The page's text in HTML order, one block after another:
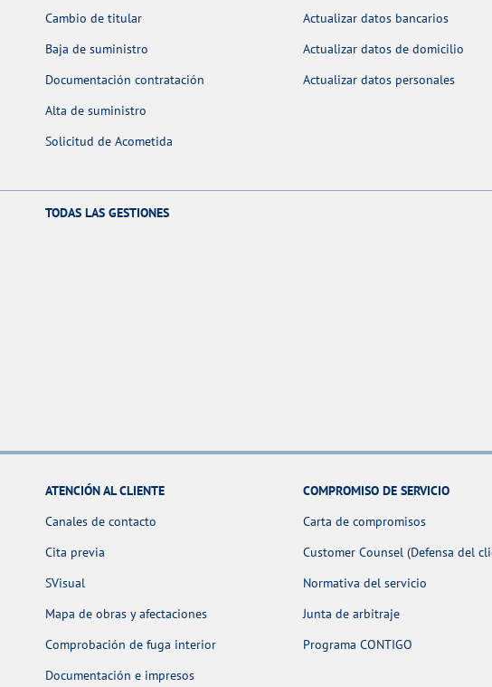
Cambio de titular
Baja de suministro
Documentación contratación
Alta de suministro
Solicitud de Acometida
Actualizar datos bancarios
Actualizar datos de domicilio
Actualizar datos personales
TODAS LAS GESTIONES
ATENCIÓN AL CLIENTE
Canales de contacto
Cita previa
SVisual
Mapa de obras y afectaciones
Comprobación de fuga interior
Documentación e impresos
COMPROMISO DE SERVICIO
Carta de compromisos
Customer Counsel (Defensa del
Normativa del servicio
Junta de arbitraje
Programa CONTIGO